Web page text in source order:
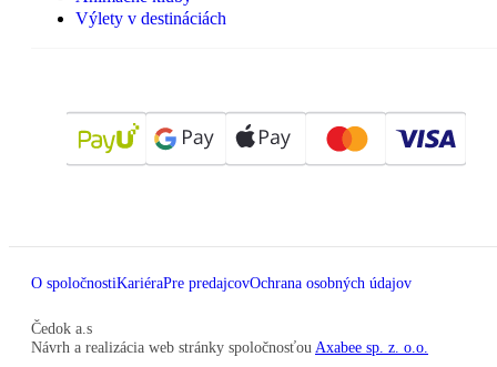
Výlety v destináciách
O spoločnostiKariéraPre predajcovOchrana osobných údajov
Čedok a.s
Návrh a realizácia web stránky spoločnosťou Axabee sp. z. o.o.